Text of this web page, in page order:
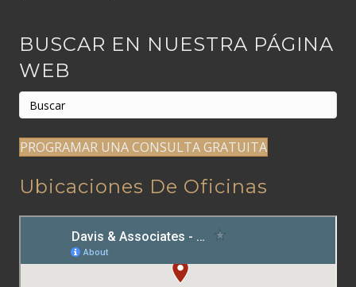
BUSCAR EN NUESTRA PÁGINA
WEB
PROGRAMAR UNA CONSULTA GRATUITA
Ubicaciones De Oficinas